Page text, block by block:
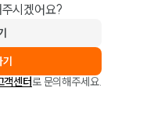
시겠어요?
기
객센터로 문의해주세요.